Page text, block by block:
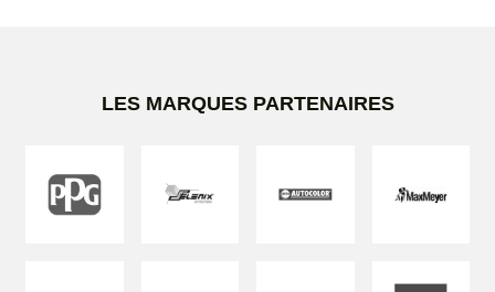
LES MARQUES PARTENAIRES